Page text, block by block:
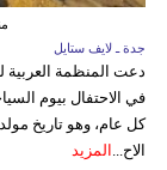
جدة ـ لايف ستايل
دعت المنظمة العربية
كل عام، وهو تاريخ
الاح... المزيد